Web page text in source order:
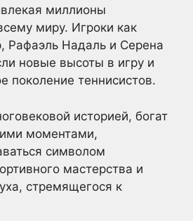
миллионы
миру. Игроки как
Рафаэль Надаль и Серена
новые высоты в игру и
поколение теннисистов.
историей, богат
моментами,
символом
мастерства и
стремящегося к